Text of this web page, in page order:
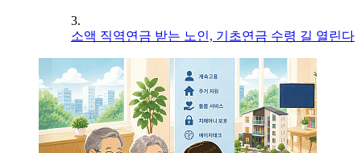
3.
소액 직역연금 받는 노인, 기초연금 수령 길 열린다